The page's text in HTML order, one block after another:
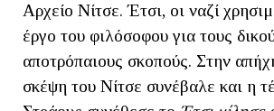
Αρχείο Νίτσε. Έτσι, οι ναζί
έργο του φιλόσοφου για τους
αποτρόπαιους σκοπούς. Στην
σκέψη του Νίτσε συνέβαλε και η